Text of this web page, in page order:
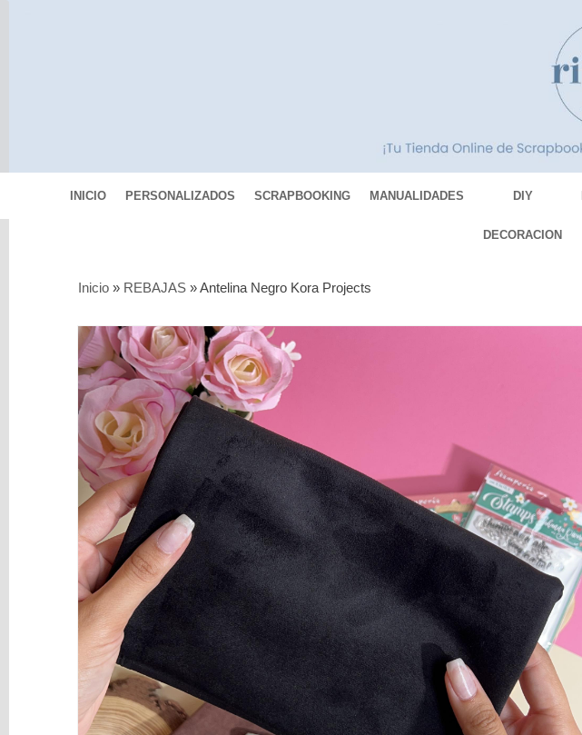
INICIO PERSONALIZADOS SCRAPBOOKING MANUALIDADES DIY
DECORACION
MIXED
MEDIA
Pinturas
Mediums
Máquinas
Vinilos
REBAJAS
Novedades
NAVIDAD
Papelería
Herramientas
Liquidación
Inicio » REBAJAS »Antelina Negro Kora Projects